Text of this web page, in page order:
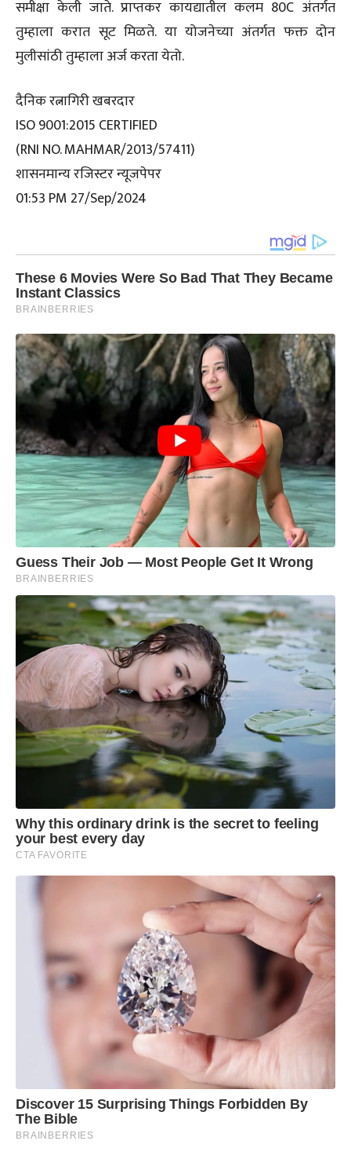
समीक्षा केली जाते. प्राप्तकर कायद्यातील कलम 80C अंतर्गत
तुम्हाला करात सूट मिळते. या योजनेच्या अंतर्गत फक्त दोन
मुलीसांठी तुम्हाला अर्ज करता येतो.
दैनिक रत्नागिरी खबरदार
ISO 9001:2015 CERTIFIED
(RNI NO. MAHMAR/2013/57411)
शासनमान्य रजिस्टर न्यूजपेपर
01:53 PM 27/Sep/2024